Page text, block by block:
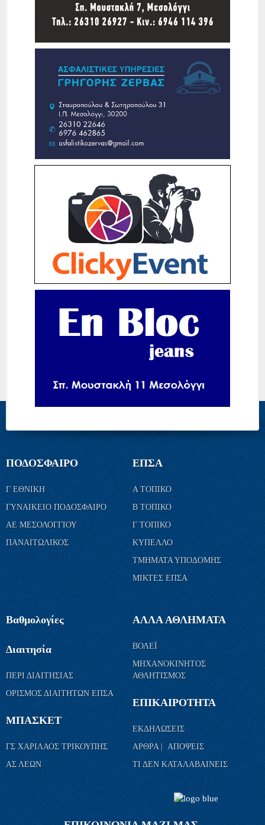
ΠΟΔΟΣΦΑΙΡΟ
Γ ΕΘΝΙΚΗ
ΓΥΝΑΙΚΕΙΟ ΠΟΔΟΣΦΑΙΡΟ
ΑΕ ΜΕΣΟΛΟΓΓΙΟΥ
ΠΑΝΑΙΤΩΛΙΚΟΣ
ΕΠΣΑ
Α ΤΟΠΙΚΟ
Β ΤΟΠΙΚΟ
Γ ΤΟΠΙΚΟ
ΚΥΠΕΛΛΟ
ΤΜΗΜΑΤΑ ΥΠΟΔΟΜΗΣ
ΜΙΚΤΕΣ ΕΠΣΑ
Βαθμολογίες
Διαιτησία
ΠΕΡΙ ΔΙΑΙΤΗΣΙΑΣ
ΟΡΙΣΜΟΣ ΔΙΑΙΤΗΤΩΝ ΕΠΣΑ
ΜΠΑΣΚΕΤ
ΓΣ ΧΑΡΙΛΑΟΣ ΤΡΙΚΟΥΠΗΣ
ΑΣ ΛΕΩΝ
ΑΛΛΑ ΑΘΛΗΜΑΤΑ
ΒΟΛΕΪ
ΜΗΧΑΝΟΚΙΝΗΤΟΣ
ΑΘΛΗΤΙΣΜΟΣ
ΕΠΙΚΑΙΡΟΤΗΤΑ
ΕΚΔΗΛΩΣΕΙΣ
ΑΡΘΡΑ | ΑΠΟΨΕΙΣ
ΤΙ ΔΕΝ ΚΑΤΑΛΑΒΑΙΝΕΙΣ